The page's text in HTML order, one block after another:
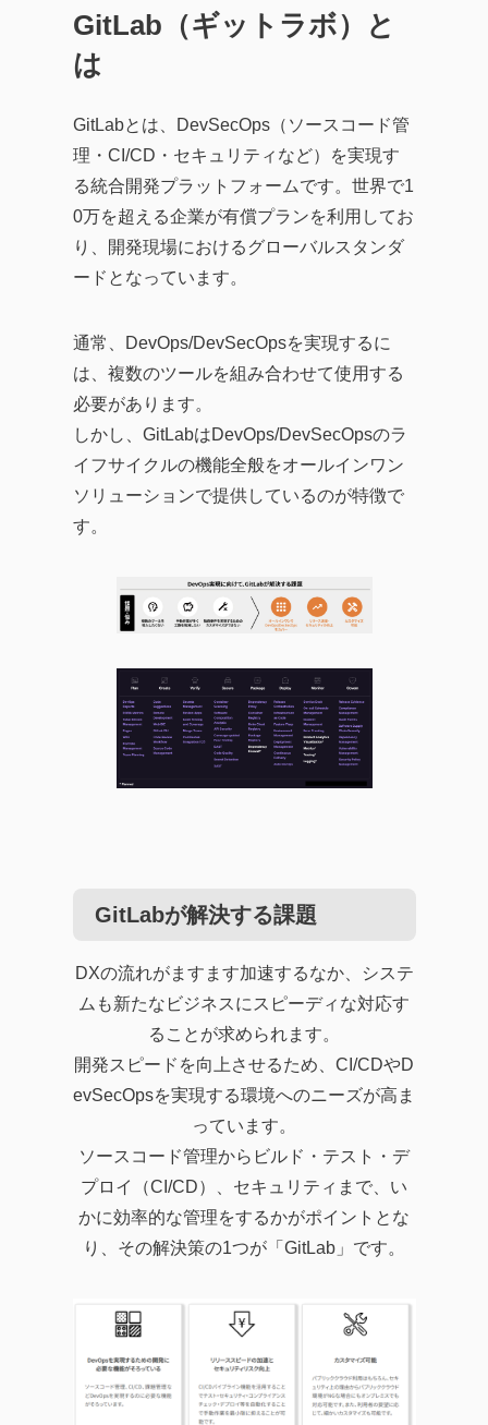
GitLab（ギットラボ）と
は
GitLabとは、DevSecOps（ソースコード管
理・CI/CD・セキュリティなど）を実現す
る統合開発プラットフォームです。世界で1
0万を超える企業が有償プランを利用してお
り、開発現場におけるグローバルスタンダ
ードとなっています。
通常、DevOps/DevSecOpsを実現するに
は、複数のツールを組み合わせて使用する
必要があります。
しかし、GitLabはDevOps/DevSecOpsのラ
イフサイクルの機能全般をオールインワン
ソリューションで提供しているのが特徴で
す。
GitLabが解決する課題
DXの流れがますます加速するなか、システ
ムも新たなビジネスにスピーディな対応す
ることが求められます。
開発スピードを向上させるため、CI/CDやD
evSecOpsを実現する環境へのニーズが高ま
っています。
ソースコード管理からビルド・テスト・デ
プロイ（CI/CD）、セキュリティまで、い
かに効率的な管理をするかがポイントとな
り、その解決策の1つが「GitLab」です。